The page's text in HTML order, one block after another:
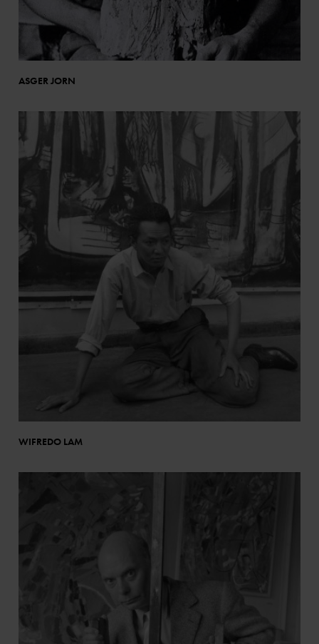
ASGER JORN
WIFREDO LAM